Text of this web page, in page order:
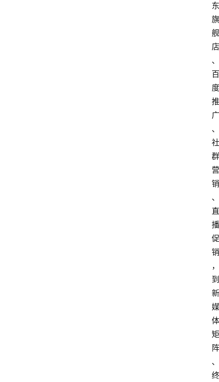
东
旗
舰
店
、
百
度
推
广
、
社
群
营
销
、
直
播
促
销
，
到
新
媒
体
矩
阵
、
终